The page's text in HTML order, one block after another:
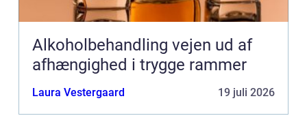
Alkoholbehandling vejen ud af
afhængighed i trygge rammer
Laura Vestergaard 19 juli 2026